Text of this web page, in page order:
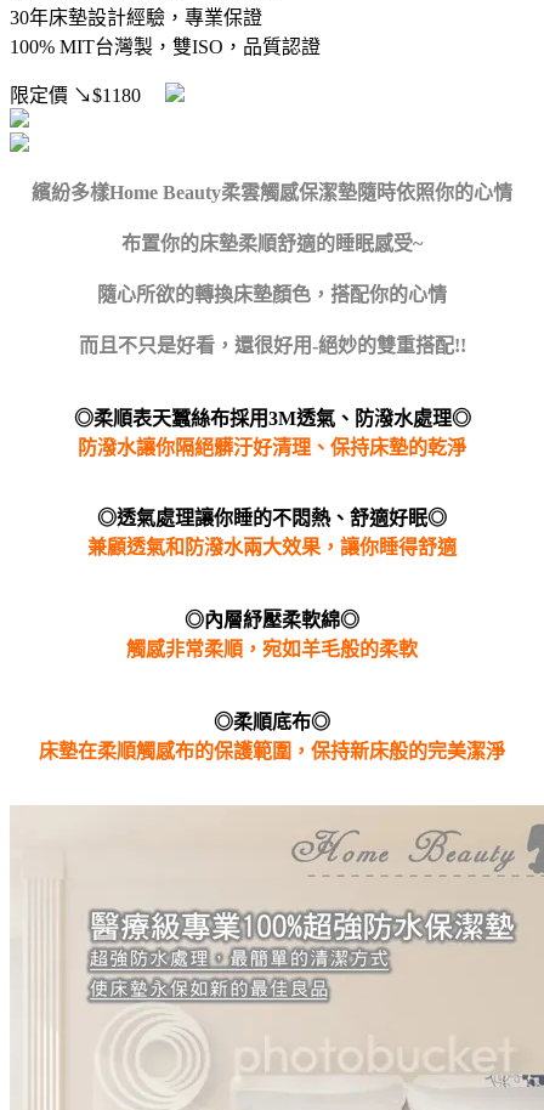
30年床墊設計經驗，專業保證
100% MIT台灣製，雙ISO，品質認證
限定價 ↘$1180
繽紛多樣Home Beauty柔雲觸感保潔墊隨時依照你的心情
布置你的床墊柔順舒適的睡眠感受~
隨心所欲的轉換床墊顏色，搭配你的心情
而且不只是好看，還很好用-絕妙的雙重搭配!!
◎柔順表天蠶絲布採用3M透氣、防潑水處理◎
防潑水讓你隔絕髒汙好清理、保持床墊的乾淨
◎透氣處理讓你睡的不悶熱、舒適好眠◎
兼顧透氣和防潑水兩大效果，讓你睡得舒適
◎內層紓壓柔軟綿◎
觸感非常柔順，宛如羊毛般的柔軟
◎柔順底布◎
床墊在柔順觸感布的保護範圍，保持新床般的完美潔淨